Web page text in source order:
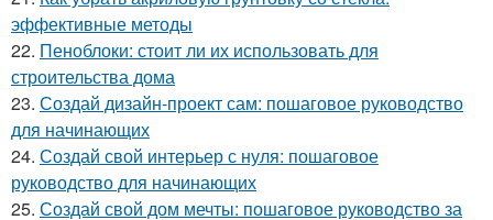
эффективные методы
22. Пеноблоки: стоит ли их использовать для
строительства дома
23. Создай дизайн-проект сам: пошаговое руководство
для начинающих
24. Создай свой интерьер с нуля: пошаговое
руководство для начинающих
25. Создай свой дом мечты: пошаговое руководство за